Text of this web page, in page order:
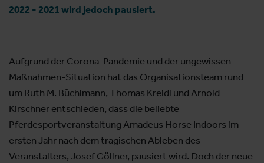
2022 - 2021 wird jedoch pausiert.
Aufgrund der Corona-Pandemie und der ungewissen
Maßnahmen-Situation hat das Organisationsteam rund
um Ruth M. Büchlmann, Thomas Kreidl und Arnold
Kirschner entschieden, dass die beliebte
Pferdesportveranstaltung Amadeus Horse Indoors im
ersten Jahr nach dem tragischen Ableben des
Veranstalters, Josef Göllner, pausiert wird. Doch der neue